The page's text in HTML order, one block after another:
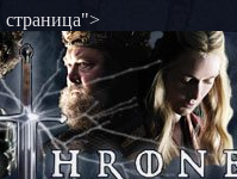
страница">